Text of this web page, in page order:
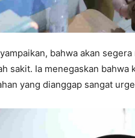
bahwa akan
sakit. Ia menegaskan bahwa
yang dianggap sangat